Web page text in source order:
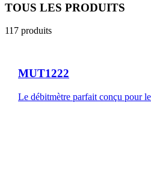
TOUS LES PRODUITS
117 produits
MUT1222
Le débitmètre parfait conçu pour